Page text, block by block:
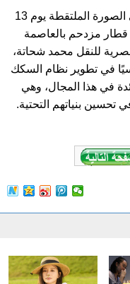
القاهرة 14 أغسطس 2017 (شينخوا) في الصورة الملتقطة يوم 13
في قطار مزدحم بالعاصمة
للنقل محمد شحاتة،
في تطوير نظام السكك
في هذا المجال، وهي
تحسين بنياتهم التحتية.